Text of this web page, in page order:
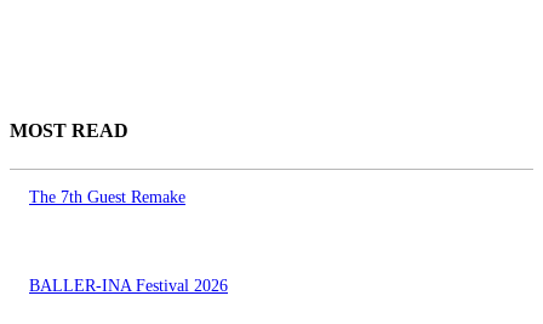
MOST READ
The 7th Guest Remake
BALLER-INA Festival 2026